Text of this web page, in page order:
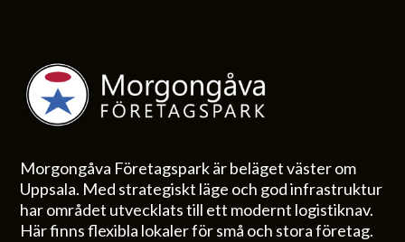
Morgongåva Företagspark är beläget väster om
Uppsala. Med strategiskt läge och god infrastruktur
har området utvecklats till ett modernt logistiknav.
Här finns flexibla lokaler för små och stora företag.